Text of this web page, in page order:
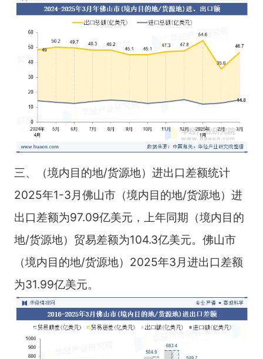
三、（境内目的地/货源地）进出口差额统计
2025年1-3月佛山市（境内目的地/货源地）进
出口差额为97.09亿美元，上年同期（境内目的
地/货源地）贸易差额为104.3亿美元。佛山市
（境内目的地/货源地）2025年3月进出口差额
为31.99亿美元。